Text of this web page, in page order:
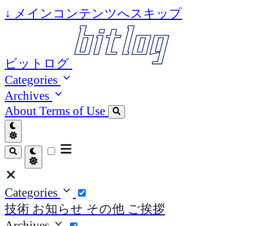
↓ メインコンテンツへスキップ
ビットログ
Categories
Archives
About Terms of Use
Categories
技術 お知らせ その他 ご挨拶